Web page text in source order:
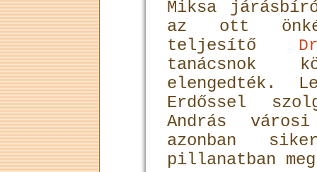
Miksa
az ott
teljesítő
tanácsnok
elengedték.
Erdőssel
András
azonban
pillanatban